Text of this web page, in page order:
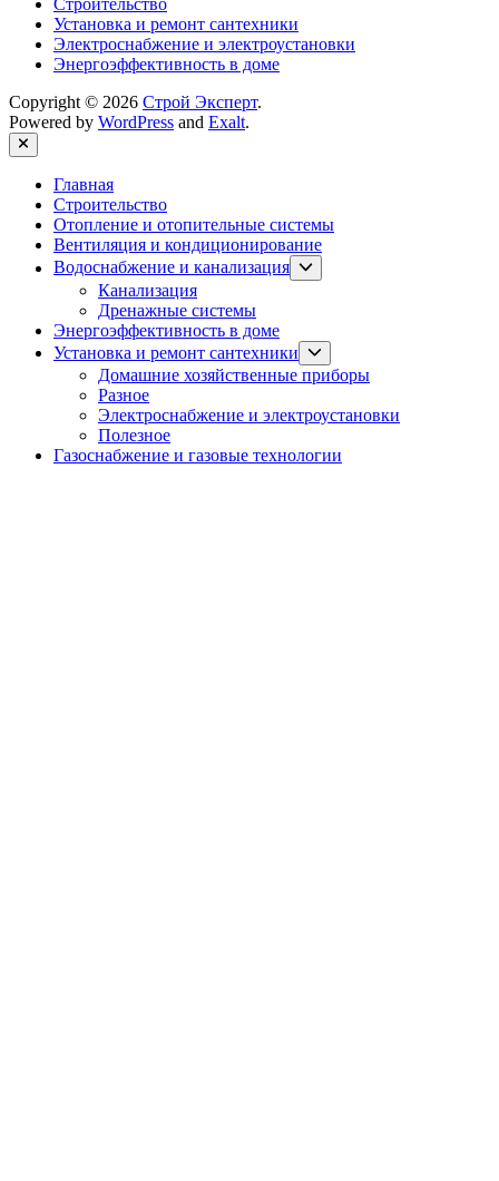
Строительство
Установка и ремонт сантехники
Электроснабжение и электроустановки
Энергоэффективность в доме
Copyright © 2026 Строй Эксперт.
Powered by WordPress and Exalt.
Close
Главная
Строительство
Отопление и отопительные системы
Вентиляция и кондиционирование
Водоснабжение и канализация
Show
sub
Канализация
Дренажные системы
Энергоэффективность в доме
Установка и ремонт сантехники
sub
menu
Домашние хозяйственные приборы
Разное
Электроснабжение и электроустановки
Полезное
Газоснабжение и газовые технологии